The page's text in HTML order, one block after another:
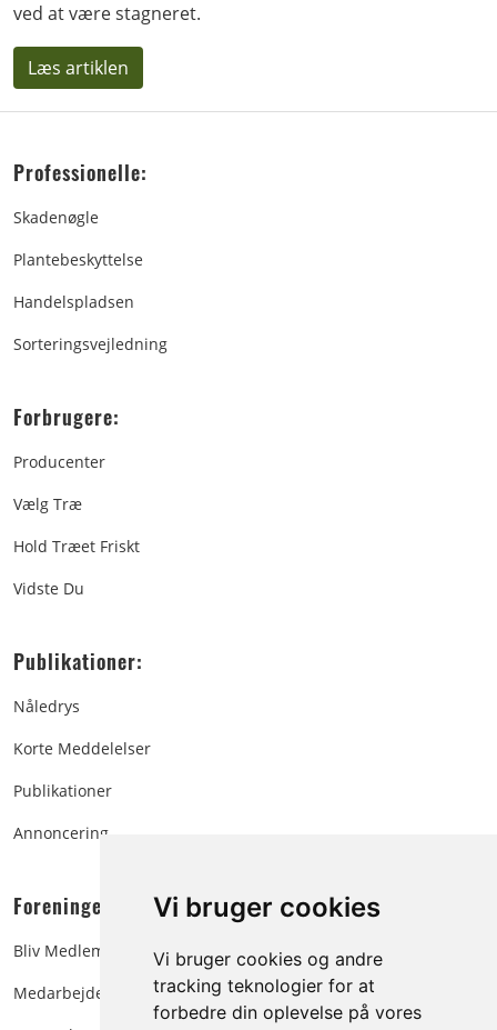
Vi bruger cookies
Vi bruger cookies og andre
tracking teknologier for at
forbedre din oplevelse på vores
ved at være stagneret.
Læs artiklen
Professionelle:
Skadenøgle
Plantebeskyttelse
Handelspladsen
Sorteringsvejledning
Forbrugere:
Producenter
Vælg Træ
Hold Træet Friskt
Vidste Du
Publikationer:
Nåledrys
Korte Meddelelser
Publikationer
Annoncering
Foreningen:
Bliv Medlem
Medarbejdere